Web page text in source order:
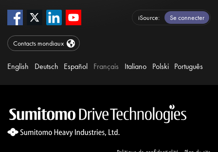
iSource Se connecter
Contacts mondiaux
English Deutsch Español Français Italiano Polski Português